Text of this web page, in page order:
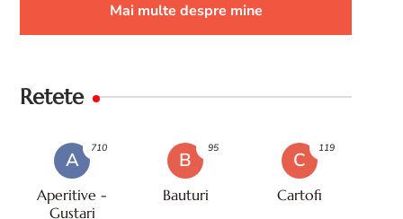
Mai multe despre mine
Retete
A
Aperitive -
Gustari
710
B
Bauturi
95
C
Cartofi
119